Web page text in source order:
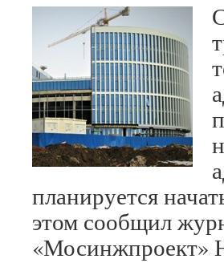
планируется
этом сообщил
«Мосинжпроект»